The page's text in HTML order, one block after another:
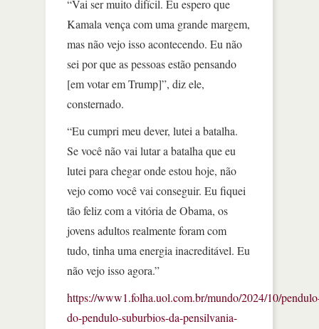
“Vai ser muito difícil. Eu espero que
Kamala vença com uma grande margem,
mas não vejo isso acontecendo. Eu não
sei por que as pessoas estão pensando
[em votar em Trump]”, diz ele,
consternado.
“Eu cumpri meu dever, lutei a batalha.
Se você não vai lutar a batalha que eu
lutei para chegar onde estou hoje, não
vejo como você vai conseguir. Eu fiquei
tão feliz com a vitória de Obama, os
jovens adultos realmente foram com
tudo, tinha uma energia inacreditável. Eu
não vejo isso agora.”
https://www1.folha.uol.com.br/mundo/2024/10/
do-pendulo-suburbios-da-pensilvania-